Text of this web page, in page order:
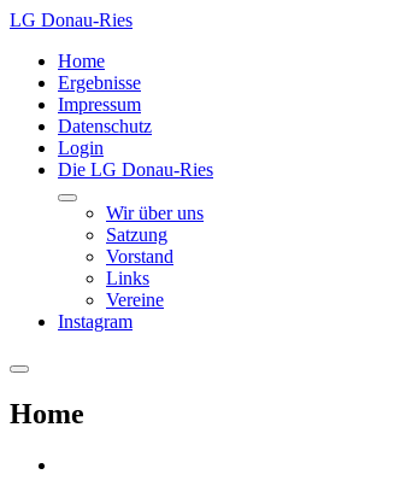
LG Donau-Ries
Home
Ergebnisse
Impressum
Datenschutz
Login
Die LG Donau-Ries
Wir über uns
Satzung
Vorstand
Links
Vereine
Instagram
Home